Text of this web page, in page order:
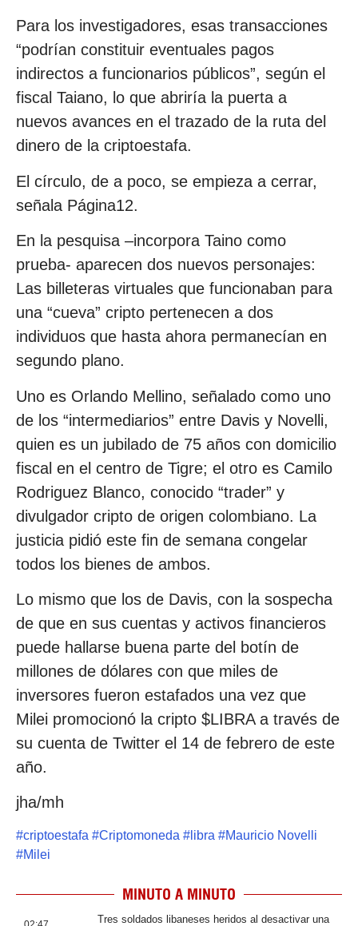
Para los investigadores, esas transacciones
“podrían constituir eventuales pagos
indirectos a funcionarios públicos”, según el
fiscal Taiano, lo que abriría la puerta a
nuevos avances en el trazado de la ruta del
dinero de la criptoestafa.
El círculo, de a poco, se empieza a cerrar,
señala Página12.
En la pesquisa –incorpora Taino como
prueba- aparecen dos nuevos personajes:
Las billeteras virtuales que funcionaban para
una “cueva” cripto pertenecen a dos
individuos que hasta ahora permanecían en
segundo plano.
Uno es Orlando Mellino, señalado como uno
de los “intermediarios” entre Davis y Novelli,
quien es un jubilado de 75 años con domicilio
fiscal en el centro de Tigre; el otro es Camilo
Rodriguez Blanco, conocido “trader” y
divulgador cripto de origen colombiano. La
justicia pidió este fin de semana congelar
todos los bienes de ambos.
Lo mismo que los de Davis, con la sospecha
de que en sus cuentas y activos financieros
puede hallarse buena parte del botín de
millones de dólares con que miles de
inversores fueron estafados una vez que
Milei promocionó la cripto $LIBRA a través de
su cuenta de Twitter el 14 de febrero de este
año.
jha/mh
#criptoestafa #Criptomoneda # libra #Mauricio Novelli
#Milei
MINUTO A MINUTO
Tres soldados libaneses heridos al desactivar una